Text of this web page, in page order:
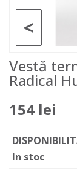
<
Vestă
Radical
154 lei
In stoc